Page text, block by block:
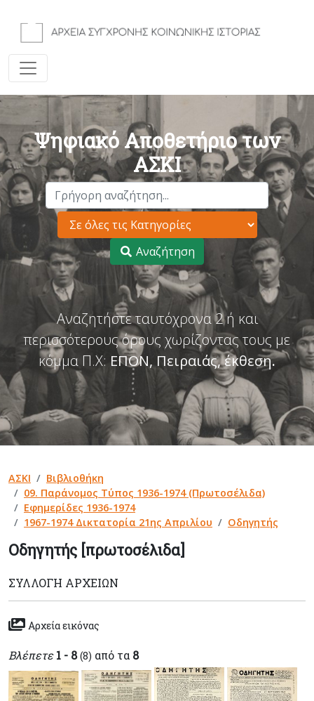
Ψηφιακό Αποθετήριο των
ΑΣΚΙ
Αναζήτηση
Αναζητήστε ταυτόχρονα 2 ή και
περισσότερους όρους χωρίζοντας τους με
κόμμα Π.Χ: ΕΠΟΝ, Πειραιάς, έκθεση.
ΑΣΚΙ
Βιβλιοθήκη
09. Παράνομος Τύπος 1936-1974 (Πρωτοσέλιδα)
Εφημερίδες 1936-1974
1967-1974 Δικτατορία 21ης Απριλίου
Οδηγητής
Οδηγητής [πρωτοσέλιδα]
ΣΥΛΛΟΓΉ ΑΡΧΕΊΩΝ
Αρχεία εικόνας
Βλέπετε 1 - 8 (8) από τα 8